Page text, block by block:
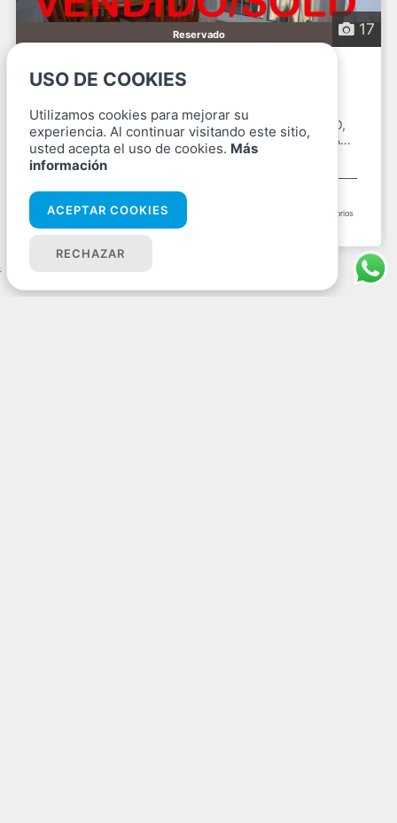
17
Reservado
Piso En Elche/Elx La Marina
PISO DE 3 DORMITORIOS Y 2 BAÑOS, CENTRICO,
CERCA DE SERVICION, ORIENTCION ESTE, VISTAS
AL MAR, A 900 M Y...
71 M² (útiles) 3 Dormitorios
;
USO DE COOKIES
Utilizamos cookies para mejorar su
experiencia. Al continuar visitando este sitio,
usted acepta el uso de cookies. Más
información
ACEPTAR COOKIES
RECHAZAR